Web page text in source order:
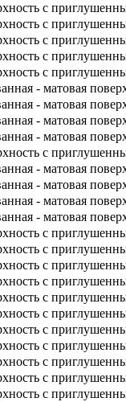
с
с
с
с
с
- матовая
- матовая
- матовая
- матовая
с
- матовая
- матовая
- матовая
- матовая
с
с
с
с
с
с
с
с
с
с
с